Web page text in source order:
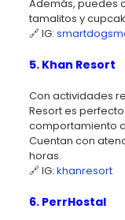
Además, puedes
tamalitos y
🔗 IG:
5. Khan Resort
Con actividades
Resort es
comportamiento
Cuentan con
horas.
🔗 IG: khanresort
6. PerrHostal